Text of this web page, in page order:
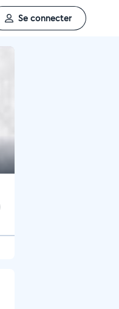
Se connecter